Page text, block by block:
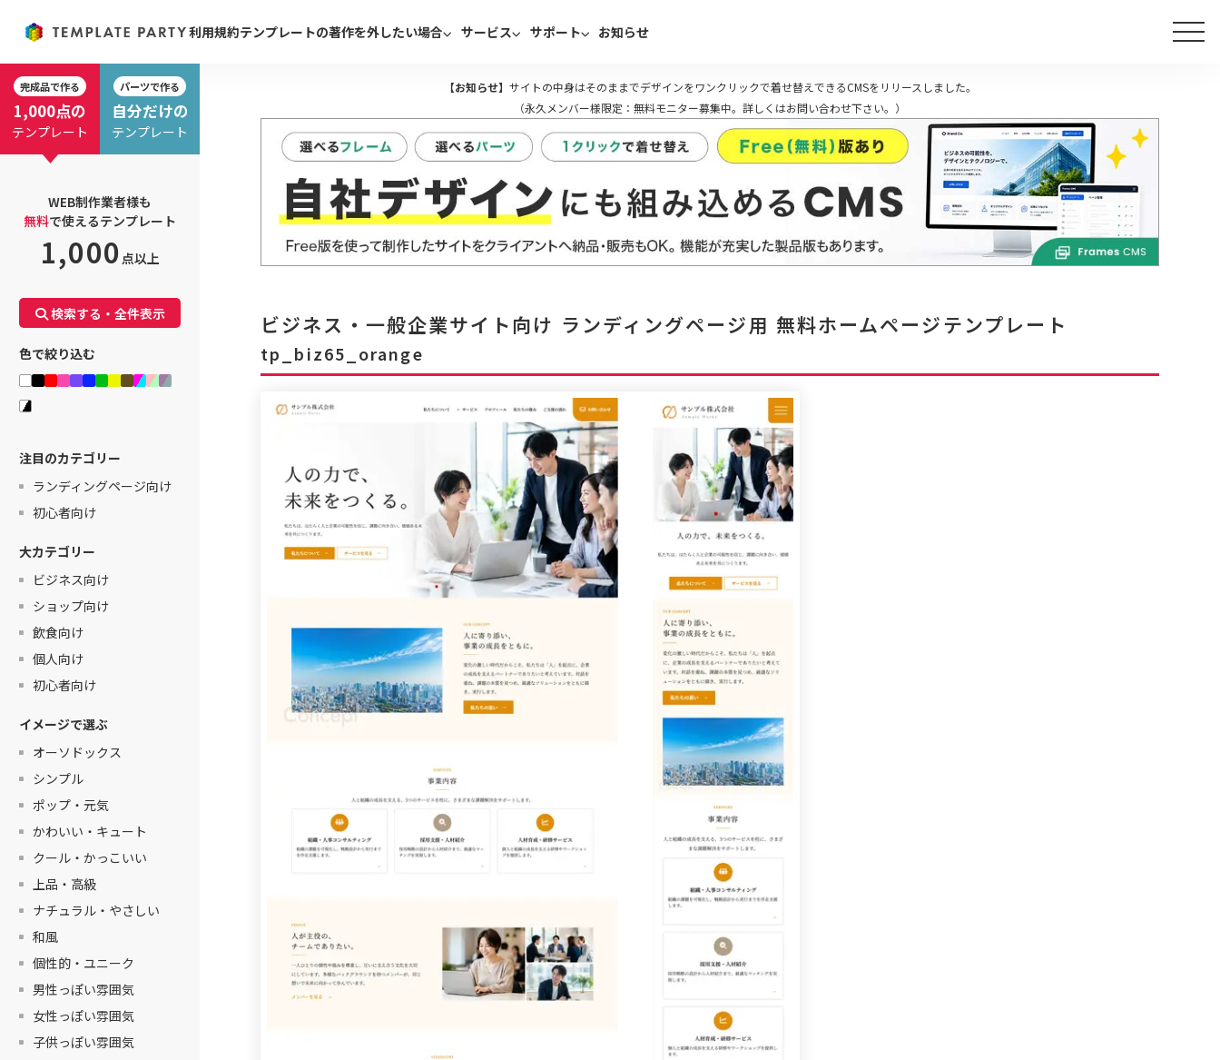
利用規約テンプレートの著作を外したい場合 サービス サポート お知らせ
【お知らせ】 サイトの中身はそのままでデザインをワンクリックで着せ替えできるCMSをリリースしました。
（永久メンバー様限定：無料モニター募集中。詳しくはお問い合わせ下さい。）
ビジネス・一般企業サイト向け ランディングページ用 無料ホームページテンプレート
tp_biz65_orange
完成品で作る
1,000点の
テンプレート
パーツで作る
自分だけの
テンプレート
WEB制作業者様も
無料で使えるテンプレート
1,000 点以上
検索する・全件表示
色で絞り込む
注目のカテゴリー
ランディングページ向け
初心者向け
大カテゴリー
ビジネス向け
ショップ向け
飲食向け
個人向け
初心者向け
イメージで選ぶ
オーソドックス
シンプル
ポップ・元気
かわいい・キュート
クール・かっこいい
上品・高級
ナチュラル・やさしい
和風
個性的・ユニーク
男性っぽい雰囲気
女性っぽい雰囲気
子供っぽい雰囲気